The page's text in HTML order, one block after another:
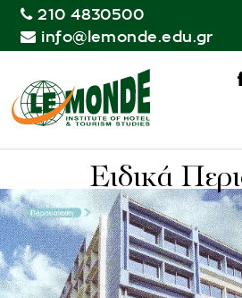
210 4830500
info@lemonde.edu.gr
Ειδικά